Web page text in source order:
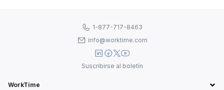
WorkTime
1-877-717-8463
info@worktime.com
Suscribirse al boletín